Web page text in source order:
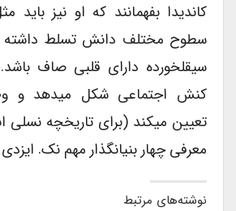
کاندیدا بفهمانند که او نیز باید
سطوح مختلف دانش تسلط داشته
سیقل­خورده دارای قلبی صاف باشد.
کنش اجتماعی شکل می­دهد و
تعیین می­کند (برای تاریخچه نسلی
معرفی چهار بنیانگذار مهم نک. ایزدی
نوشته‌های مرتبط